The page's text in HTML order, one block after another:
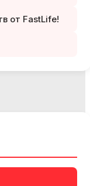
от FastLife!